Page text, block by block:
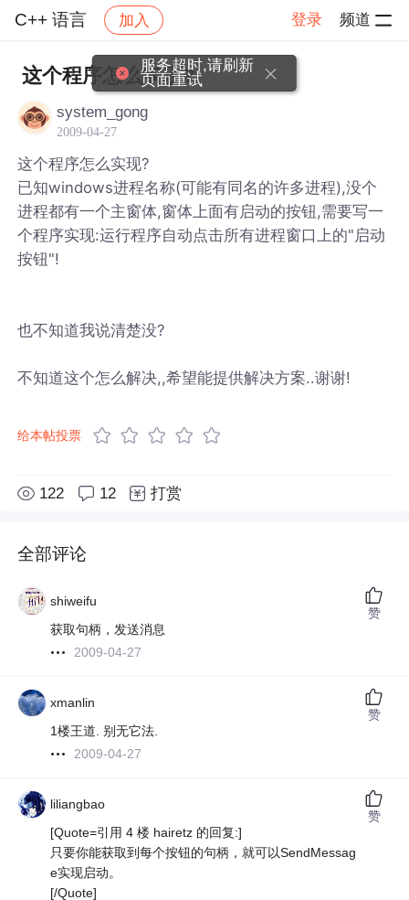
C++ 语言 加入 登录 频道
社区 C++ 语言 帖子详情
这个程序怎么实现?
system_gong
2009-04-27
这个程序怎么实现?
已知windows进程名称(可能有同名的许多进程),没个
进程都有一个主窗体,窗体上面有启动的按钮,需要写一
个程序实现:运行程序自动点击所有进程窗口上的"启动
按钮"!
也不知道我说清楚没?
不知道这个怎么解决,,希望能提供解决方案..谢谢!
给本帖投票
122 12 打赏
全部评论
shiweifu
获取句柄，发送消息
2009-04-27
赞
xmanlin
1楼王道. 别无它法.
2009-04-27
赞
liliangbao
[Quote=引用 4 楼 hairetz 的回复:]
只要你能获取到每个按钮的句柄，就可以SendMessag
e实现启动。
[/Quote]
赞
服务超时,请刷新
页面重试